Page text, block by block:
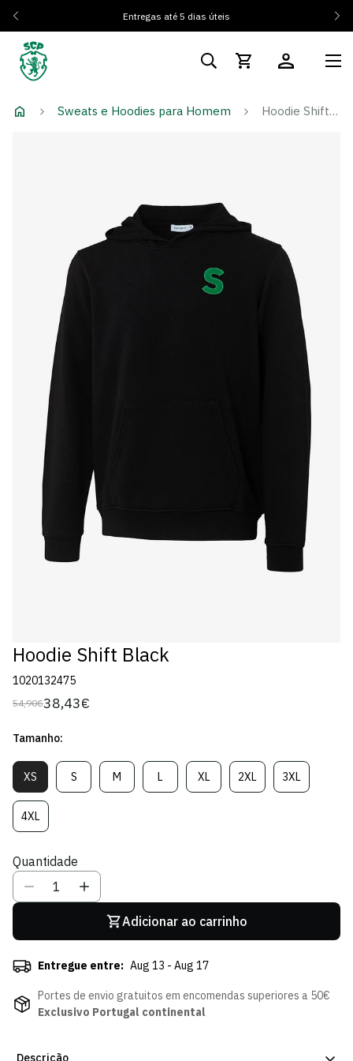
Entregas até 5 dias úteis
Sweats e Hoodies para Homem Hoodie Shift Black
Hoodie Shift Black
1020132475
Preço
54,90€
Preço
venda
38,43€
Tamanho:
XSVariante
Esgotada
Ou
Indisponível
SVariante
Esgotada
MVariante
Esgotada
LVariante
Esgotada
XLVariante
Esgotada
2XLVariante
Esgotada
3XLVariante
Esgotada
4XLVariante
Esgotada
Indisponível
Quantidade
Adicionar ao carrinho
Entregue entre: Aug 13 - Aug 17
Portes de envio gratuitos em encomendas superiores a 50€
Exclusivo Portugal continental
Descrição